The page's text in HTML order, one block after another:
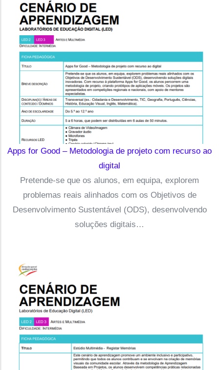
Apps for Good – Metodologia de projeto com recurso ao
digital
Pretende-se que os alunos, em equipa, explorem
problemas reais alinhados com os Objetivos de
Desenvolvimento Sustentável (ODS), desenvolvendo
soluções digitais…